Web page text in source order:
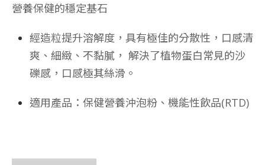
營養保健的穩定基石
經造粒提升溶解度，具有極佳的分散性，口感清
爽、細緻、不黏膩， 解決了植物蛋白常見的沙
礫感，口感極其絲滑。
適用產品：保健營養沖泡粉、機能性飲品(RTD)